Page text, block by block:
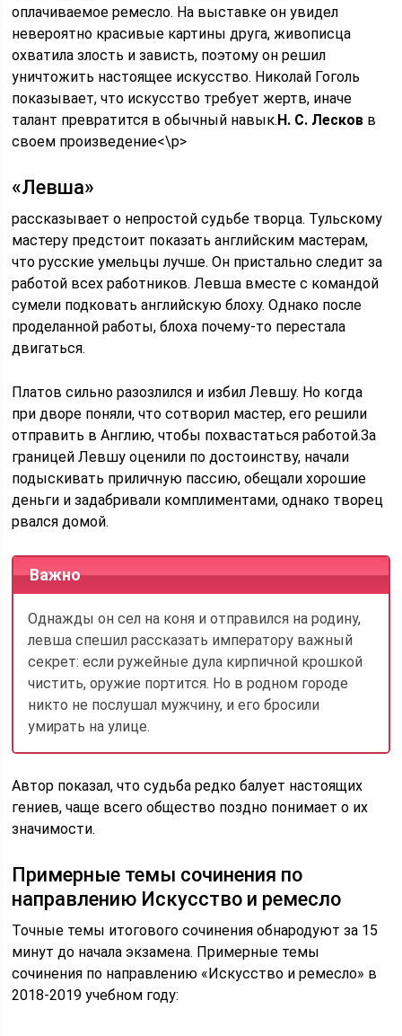
оплачиваемое ремесло. На выставке он увидел
невероятно красивые картины друга, живописца
охватила злость и зависть, поэтому он решил
уничтожить настоящее искусство. Николай Гоголь
показывает, что искусство требует жертв, иначе
талант превратится в обычный навык.Н. С. Лесков в
своем произведение<\p>
«Левша»
рассказывает о непростой судьбе творца. Тульскому
мастеру предстоит показать английским мастерам,
что русские умельцы лучше. Он пристально следит за
работой всех работников. Левша вместе с командой
сумели подковать английскую блоху. Однако после
проделанной работы, блоха почему-то перестала
двигаться.
Платов сильно разозлился и избил Левшу. Но когда
при дворе поняли, что сотворил мастер, его решили
отправить в Англию, чтобы похвастаться работой.За
границей Левшу оценили по достоинству, начали
подыскивать приличную пассию, обещали хорошие
деньги и задабривали комплиментами, однако творец
рвался домой.
Важно
Однажды он сел на коня и отправился на родину,
левша спешил рассказать императору важный
секрет: если ружейные дула кирпичной крошкой
чистить, оружие портится. Но в родном городе
никто не послушал мужчину, и его бросили
умирать на улице.
Автор показал, что судьба редко балует настоящих
гениев, чаще всего общество поздно понимает о их
значимости.
Примерные темы сочинения по
направлению Искусство и ремесло
Точные темы итогового сочинения обнародуют за 15
минут до начала экзамена. Примерные темы
сочинения по направлению «Искусство и ремесло» в
2018-2019 учебном году: